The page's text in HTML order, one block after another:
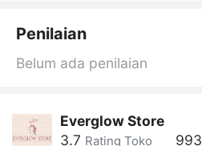
Penilaian
Belum ada penilaian
Everglow Store
3.7 Rating Toko 993